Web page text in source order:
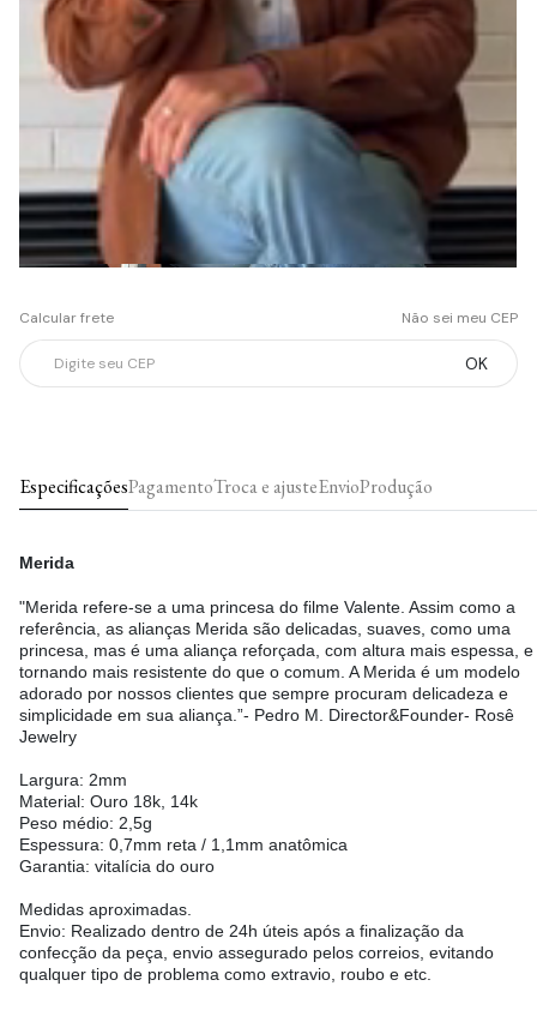
EspecificaçõesPagamentoTroca e ajusteEnvioProdução
Merida
"Merida refere-se a uma princesa do filme Valente. Assim como a
referência, as alianças Merida são delicadas, suaves, como uma
princesa, mas é uma aliança reforçada, com altura mais espessa, e
tornando mais resistente do que o comum. A Merida é um modelo
adorado por nossos clientes que sempre procuram delicadeza e
simplicidade em sua aliança.”- Pedro M. Director&Founder- Rosê
Jewelry
Largura: 2mm
Material: Ouro 18k, 14k
Peso médio: 2,5g
Espessura: 0,7mm reta / 1,1mm anatômica
Garantia: vitalícia do ouro
Medidas aproximadas.
Envio: Realizado dentro de 24h úteis após a finalização da
confecção da peça, envio assegurado pelos correios, evitando
qualquer tipo de problema como extravio, roubo e etc.
Calcular frete Não sei meu CEP
OK